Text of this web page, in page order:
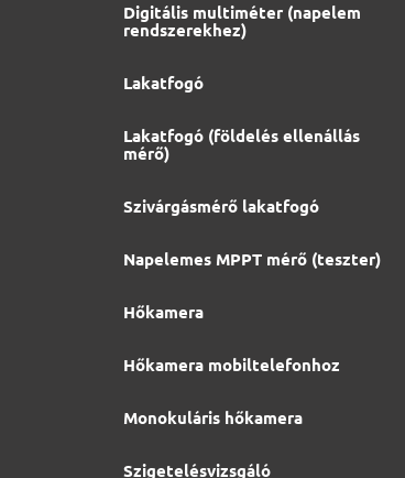
Digitális multiméter (napelem
rendszerekhez)
Lakatfogó
Lakatfogó (földelés ellenállás
mérő)
Szivárgásmérő lakatfogó
Napelemes MPPT mérő (teszter)
Hőkamera
Hőkamera mobiltelefonhoz
Monokuláris hőkamera
Szigetelésvizsgáló